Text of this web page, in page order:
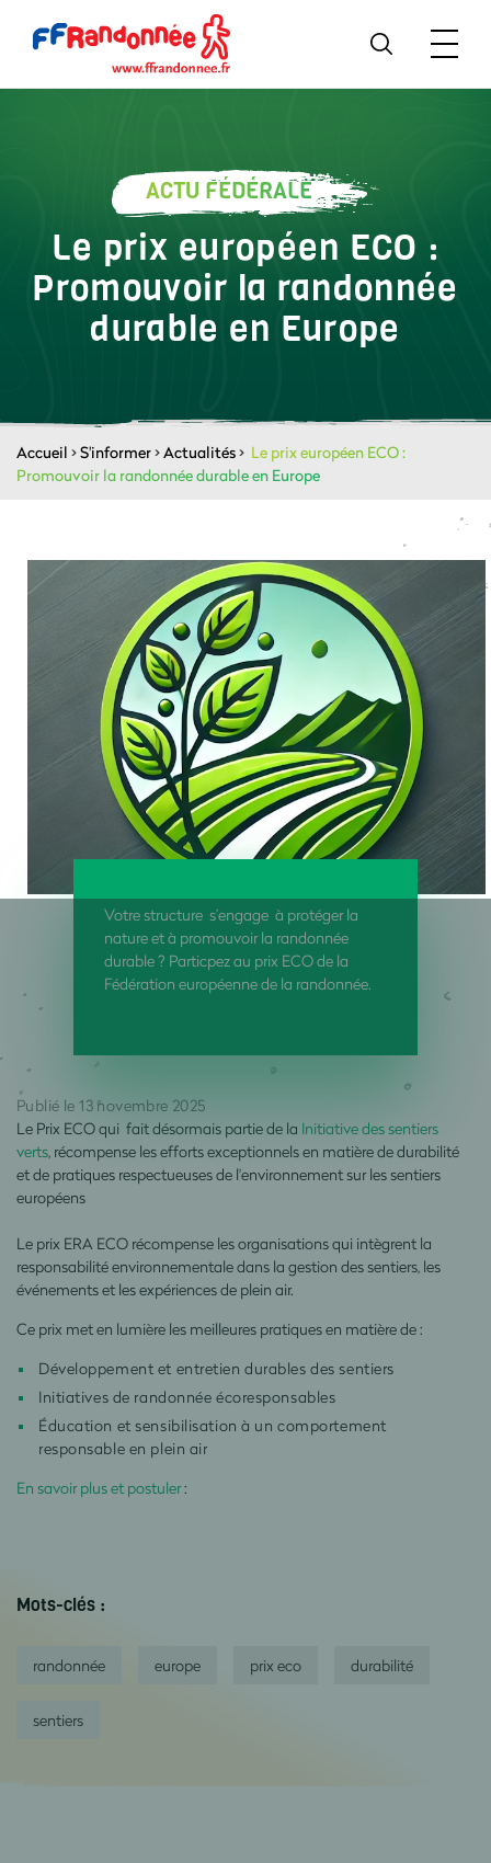
ACTU FÉDÉRALE
Le prix européen ECO :
Promouvoir la randonnée
durable en Europe
Accueil >S'informer>Actualités> Le prix européen ECO :
Promouvoir la randonnée durable en Europe
Votre structure s’engage à protéger la
nature et à promouvoir la randonnée
durable ? Particpez au prix ECOde la
Fédération européenne de la randonnée.
Publié le 13 novembre 2025
Le Prix ECO qui fait désormais partie de la Initiative des sentiers
verts, récompense les efforts exceptionnels en matière de durabilité
et de pratiques respectueuses de l'environnement sur les sentiers
européens
Le prix ERA ECO récompense les organisations qui intègrent la
responsabilité environnementale dans la gestion des sentiers, les
événements et les expériences de plein air.
Ce prix met en lumière les meilleures pratiques en matière de :
Développement et entretien durables des sentiers
Initiatives de randonnée écoresponsables
Éducation et sensibilisation à un comportement
responsable en plein air
En savoir plus et postuler:
Mots-clés :
randonnée europe prix eco durabilité
sentiers